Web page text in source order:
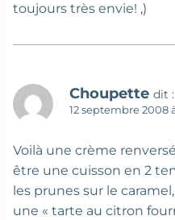
toujours très envie! ,)
Choupette dit :
12 septembre 2008
Voilà une crème
être une cuisson en 2
les prunes sur le
une « tarte au citron